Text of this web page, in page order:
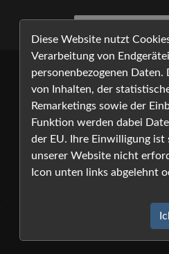
Diese Website nutzt
Verarbeitung von
personenbezogenen
von Inhalten, der
Remarketings sowie der
Funktion werden dabei
der EU. Ihre Einwilligung
unserer Website nicht
Icon unten links abgelehnt